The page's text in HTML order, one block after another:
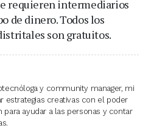
requieren intermediarios
de dinero. Todos los
son gratuitos.
y community manager, mi
estrategias creativas con el poder
ayudar a las personas y contar